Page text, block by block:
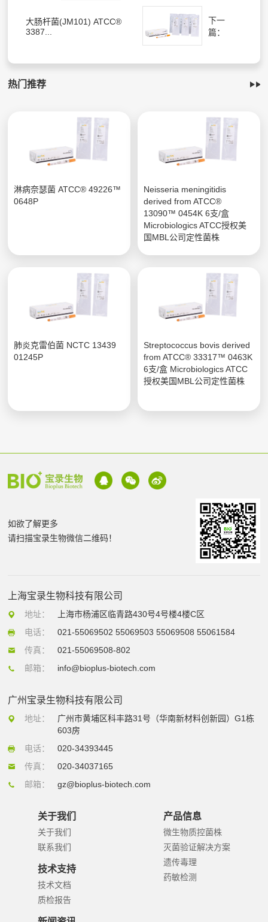
大肠杆菌(JM101) ATCC®
3387...
下一
篇：
热门推荐
淋病奈瑟菌 ATCC® 49226™
0648P
Neisseria meningitidis
derived from ATCC®
13090™ 0454K 6支/盒
Microbiologics ATCC授权美
国MBL公司定性菌株
肺炎克雷伯菌 NCTC 13439
01245P
Streptococcus bovis derived
from ATCC® 33317™ 0463K
6支/盒 Microbiologics ATCC
授权美国MBL公司定性菌株
如欲了解更多
请扫描宝录生物微信二维码！
上海宝录生物科技有限公司
地址：
上海市杨浦区临青路430号4号楼4楼C区
电话：
021-55069502 55069503 55069508 55061584
传真：
021-55069508-802
邮箱：
info@bioplus-biotech.com
广州宝录生物科技有限公司
地址：
广州市黄埔区科丰路31号（华南新材料创新园）G1栋
603房
电话：
020-34393445
传真：
020-34037165
邮箱：
gz@bioplus-biotech.com
关于我们
关于我们
联系我们
技术支持
技术文档
质检报告
产品信息
微生物质控菌株
灭菌验证解决方案
遗传毒理
药敏检测